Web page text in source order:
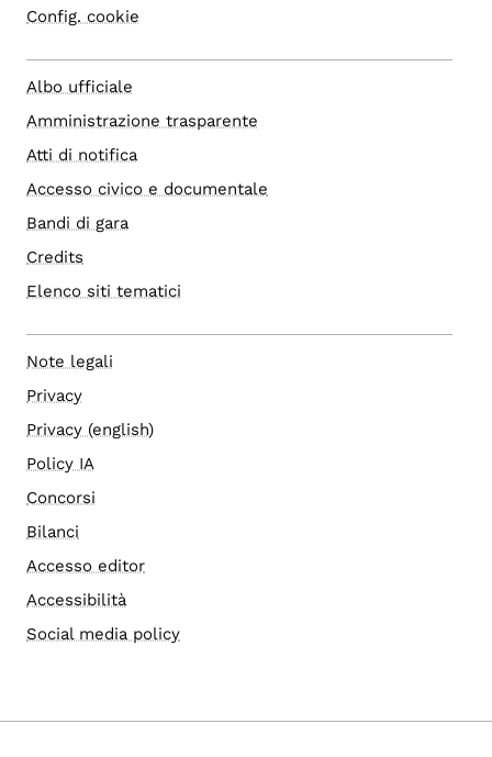
Config. cookie
Albo ufficiale
Amministrazione trasparente
Atti di notifica
Accesso civico e documentale
Bandi di gara
Credits
Elenco siti tematici
Note legali
Privacy
Privacy (english)
Policy IA
Concorsi
Bilanci
Accesso editor
Accessibilità
Social media policy